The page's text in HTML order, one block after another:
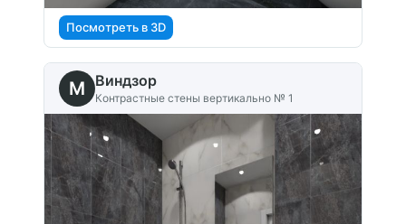
Посмотреть в 3D
M Виндзор
Контрастные стены вертикально № 1